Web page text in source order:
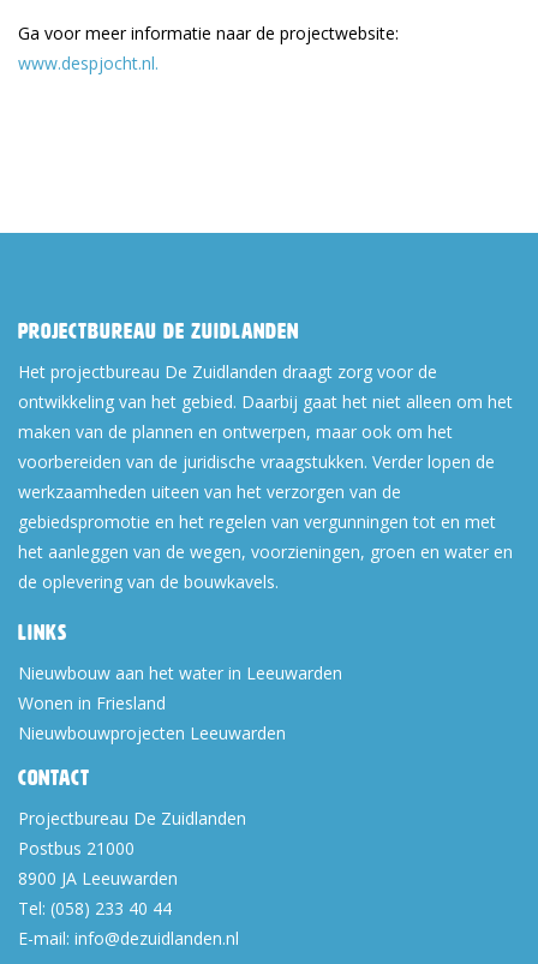
Ga voor meer informatie naar de projectwebsite:
www.despjocht.nl.
Projectbureau De Zuidlanden
Het projectbureau De Zuidlanden draagt zorg voor de
ontwikkeling van het gebied. Daarbij gaat het niet alleen om het
maken van de plannen en ontwerpen, maar ook om het
voorbereiden van de juridische vraagstukken. Verder lopen de
werkzaamheden uiteen van het verzorgen van de
gebiedspromotie en het regelen van vergunningen tot en met
het aanleggen van de wegen, voorzieningen, groen en water en
de oplevering van de bouwkavels.
Links
Nieuwbouw aan het water in Leeuwarden
Wonen in Friesland
Nieuwbouwprojecten Leeuwarden
Contact
Projectbureau De Zuidlanden
Postbus 21000
8900 JA Leeuwarden
Tel: (058) 233 40 44
E-mail: info@dezuidlanden.nl